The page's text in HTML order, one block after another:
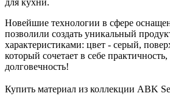
Новейшие технологии в сфере
позволили создать уникальный
характеристиками: цвет - серый,
который сочетает в себе практичность,
долговечность!
Купить материал из коллекции ABK